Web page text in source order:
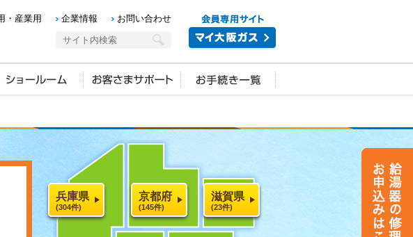
・産業用 企業情報 お問い合わせ
兵庫県
(304件)
京都府
(145件)
滋賀県
(23件)